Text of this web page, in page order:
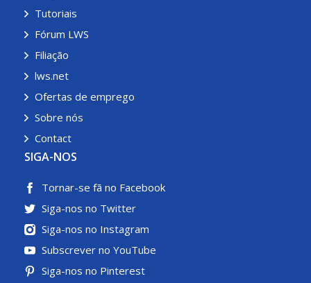
Tutoriais
Fórum LWS
Filiação
lws.net
Ofertas de emprego
Sobre nós
Contact
SIGA-NOS
Tornar-se fã no Facebook
Siga-nos no Twitter
Siga-nos no Instagram
Subscrever no YouTube
Siga-nos no Pinterest